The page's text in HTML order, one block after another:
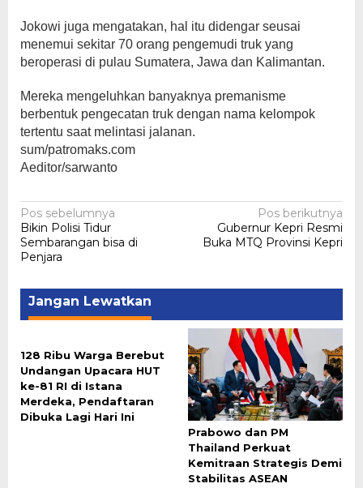
Jokowi juga mengatakan, hal itu didengar seusai
menemui sekitar 70 orang pengemudi truk yang
beroperasi di pulau Sumatera, Jawa dan Kalimantan.
Mereka mengeluhkan banyaknya premanisme
berbentuk pengecatan truk dengan nama kelompok
tertentu saat melintasi jalanan.
sum/patromaks.com
Aeditor/sarwanto
Navigasi
pos
Pos sebelumnya
Bikin Polisi Tidur
Sembarangan bisa di
Penjara
Pos berikutnya
Gubernur Kepri Resmi
Buka MTQ Provinsi Kepri
Jangan Lewatkan
128 Ribu Warga Berebut
Undangan Upacara HUT
ke-81 RI di Istana
Merdeka, Pendaftaran
Dibuka Lagi Hari Ini
Prabowo dan PM
Thailand Perkuat
Kemitraan Strategis Demi
Stabilitas ASEAN